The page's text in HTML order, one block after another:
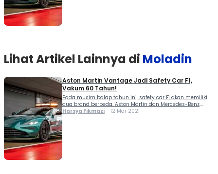
Lihat Artikel Lainnya di Moladin
Aston Martin Vantage Jadi Safety Car F1,
Vakum 60 Tahun!
Pada musim balap tahun ini, safety car F1 akan memiliki
dua brand berbeda. Aston Martin dan Mercedes-Benz,
telah dipilih untuk menjadi mobil pengaman pada ajang
Harsya Fikmazi 12 Mar 2021